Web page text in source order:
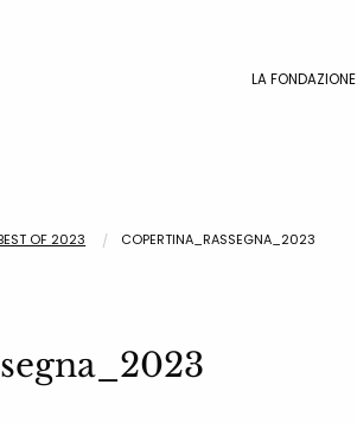
LA FONDAZIONE
OF 2023 COPERTINA_RASSEGNA_2023